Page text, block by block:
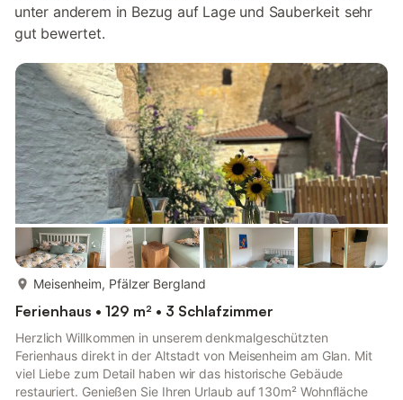
unter anderem in Bezug auf Lage und Sauberkeit sehr
gut bewertet.
Meisenheim, Pfälzer Bergland
Ferienhaus • 129 m² • 3 Schlafzimmer
Herzlich Willkommen in unserem denkmalgeschützten
Ferienhaus direkt in der Altstadt von Meisenheim am Glan. Mit
viel Liebe zum Detail haben wir das historische Gebäude
restauriert. Genießen Sie Ihren Urlaub auf 130m² Wohnfläche